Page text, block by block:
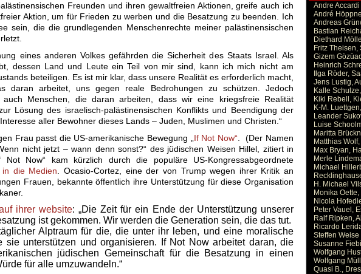
Freunden und ihren gewaltfreien Aktionen, greife auch ich
Aktion, um für Frieden zu werben und die Besatzung zu beenden. Ich
sein, die die grundlegenden Menschenrechte meiner palästinensischen
eines anderen Volkes gefährden die Sicherheit des Staats Israel. Als
dessen Land und Leute ein Teil von mir sind, kann ich mich nicht am
beteiligen. Es ist mir klar, dass unsere Realität es erforderlich macht,
daran arbeitet, uns gegen reale Bedrohungen zu schützen. Jedoch
auch Menschen, die daran arbeiten, dass wir eine kriegsfreie Realität
Lösung des israelisch-palästinensischen Konflikts und Beendigung der
aller Bewohner dieses Lands – Juden, Muslimen und Christen.“
Frau passt die US-amerikanische Bewegung „ If Not Now“ . (Der Namen
nicht jetzt – wann denn sonst?“ des jüdischen Weisen Hillel, zitiert in
Not Now“ kam kürzlich durch die populäre US-Kongressabgeordnete
in die Medien . Ocasio-Cortez, eine der von Trump wegen ihrer Kritik an
Frauen, bekannte öffentlich ihre Unterstützung für diese Organisation
ihrer website: „Die Zeit für ein Ende der Unterstützung unserer
ist gekommen. Wir werden die Generation sein, die das tut.
Alptraum für die, die unter ihr leben, und eine moralische
sie unterstützen und organisieren. If Not Now arbeitet daran, die
jüdischen Gemeinschaft für die Besatzung in einen
für alle umzuwandeln.“
Andre Accardi
André
Andreas
Bastian
Diethard
Fritz Theisen,
Gizem
Heinrich
Ilga Röder,
Jens Lustig,
Kalle
Kiki Rebell,
K-M.
Leander
Luise
Maritta
Matthias
Max Bryan,
Merle
Michael
H. Michael
Monika
Nicola
Peter Vauel,
Ralf Ripken,
Ricardo
Steffen Weise
Susanne
Wolfgang
Wolfgang
Quasi B.,